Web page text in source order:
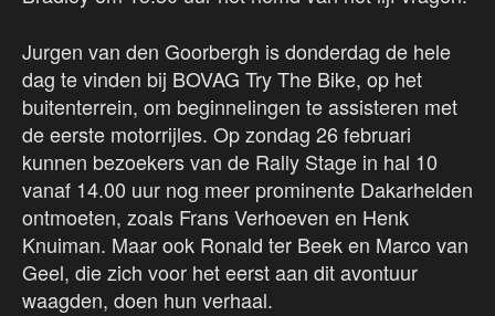
Jurgen van den Goorbergh is donderdag de hele
dag te vinden bij BOVAG Try The Bike, op het
buitenterrein, om beginnelingen te assisteren met
de eerste motorrijles. Op zondag 26 februari
kunnen bezoekers van de Rally Stage in hal 10
vanaf 14.00 uur nog meer prominente Dakarhelden
ontmoeten, zoals Frans Verhoeven en Henk
Knuiman. Maar ook Ronald ter Beek en Marco van
Geel, die zich voor het eerst aan dit avontuur
waagden, doen hun verhaal.